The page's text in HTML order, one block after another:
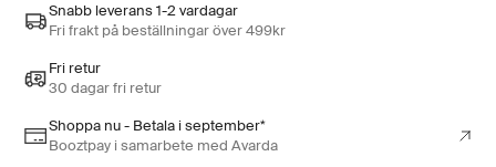
Snabb leverans 1-2 vardagar
Fri frakt på beställningar över 499kr
Fri retur
30 dagar fri retur
Shoppa nu - Betala i september*
Booztpay i samarbete med Avarda